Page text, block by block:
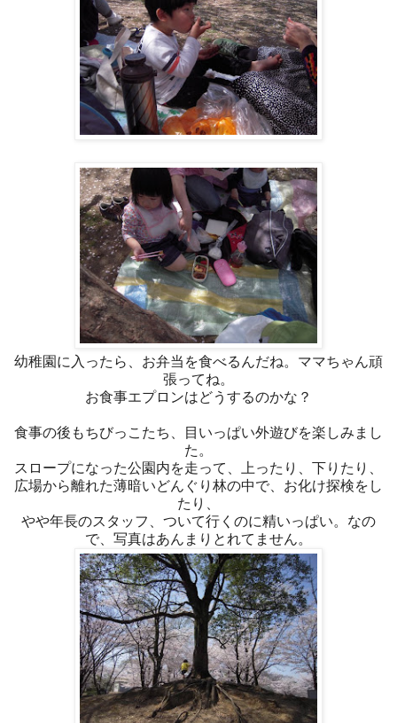
幼稚園に入ったら、お弁当を食べるんだね。ママちゃん頑
張ってね。
お食事エプロンはどうするのかな？
食事の後もちびっこたち、目いっぱい外遊びを楽しみまし
た。
スロープになった公園内を走って、上ったり、下りたり、
広場から離れた薄暗いどんぐり林の中で、お化け探検をし
たり、
やや年長のスタッフ、ついて行くのに精いっぱい。なの
で、写真はあんまりとれてません。